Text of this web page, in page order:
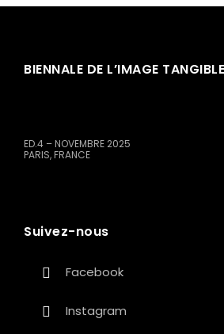
BIENNALE DE L’IMAGE TANGIBLE
ED.4 – NOVEMBRE 2025
PARIS, FRANCE
Suivez-nous
Facebook
Instagram